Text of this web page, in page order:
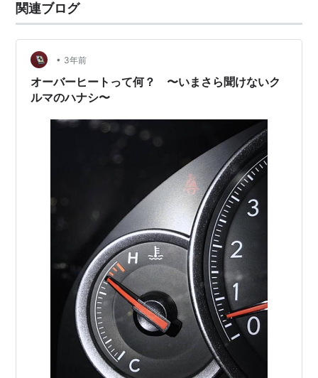
関連ブログ
• 3年前
オーバーヒートって何？ 〜いまさら聞けないク
ルマのハナシ〜